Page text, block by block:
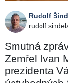
Rudolf
Smutná
Zemřel Ivan
prezidenta